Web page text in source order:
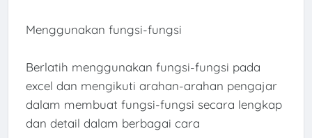
Menggunakan fungsi-fungsi
Berlatih menggunakan fungsi-fungsi pada
excel dan mengikuti arahan-arahan pengajar
dalam membuat fungsi-fungsi secara lengkap
dan detail dalam berbagai cara